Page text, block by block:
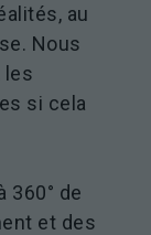
au
Nous
les
si cela
360° de
et des